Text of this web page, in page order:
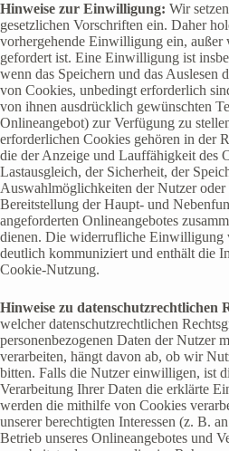
Hinweise zur Einwilligung: Wir
gesetzlichen Vorschriften ein. Daher
vorhergehende Einwilligung ein, außer
gefordert ist. Eine Einwilligung ist
wenn das Speichern und das Auslesen
von Cookies, unbedingt erforderlich
von ihnen ausdrücklich gewünschten
Onlineangebot) zur Verfügung zu
erforderlichen Cookies gehören in der
die der Anzeige und Lauffähigkeit des
Lastausgleich, der Sicherheit, der
Auswahlmöglichkeiten der Nutzer
Bereitstellung der Haupt- und
angeforderten Onlineangebotes
dienen. Die widerrufliche Einwilligung
deutlich kommuniziert und enthält die
Cookie-Nutzung.
Hinweise zu datenschutzrechtlichen
welcher datenschutzrechtlichen
personenbezogenen Daten der Nutzer
verarbeiten, hängt davon ab, ob wir
bitten. Falls die Nutzer einwilligen, ist
Verarbeitung Ihrer Daten die erklärte
werden die mithilfe von Cookies
unserer berechtigten Interessen (z. B.
Betrieb unseres Onlineangebotes und